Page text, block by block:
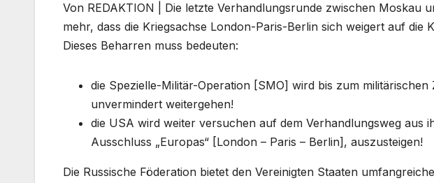
Von REDAKTION | Die letzte Verhandlungsrunde zwischen Moskau
mehr, dass die Kriegsachse London-Paris-Berlin sich weigert auf die
Dieses Beharren muss bedeuten:
die Spezielle-Militär-Operation [SMO] wird bis zum militärischen
unvermindert weitergehen!
die USA wird weiter versuchen auf dem Verhandlungsweg aus
Ausschluss „Europas“ [London – Paris – Berlin], auszusteigen!
Die Russische Föderation bietet den Vereinigten Staaten